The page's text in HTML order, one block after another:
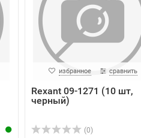
избранное сравнить
Rexant 09-1271 (10 шт,
черный)
(0)